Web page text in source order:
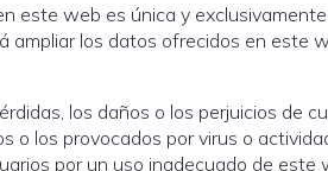
este web es única y
los datos ofrecidos en este
los daños o los perjuicios de
o los provocados por virus o
por un uso inadecuado de